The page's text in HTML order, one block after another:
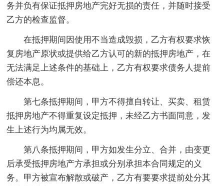
务并负有保证抵押房地产完好无损的责任，并随时接受
乙方的检查监督。
在抵押期间因使用不当造成毁损，乙方有权要求恢
复房地产原状或提供给乙方认可的新的抵押房地产，在
无法满足上述条件的基础上，乙方有权要求债务人提前
偿还本息。
第七条抵押期间，甲方不得擅自转让、买卖、租赁
抵押房地产不得重复设定抵押，未经乙方书面同意，发
生上述行为均属无效。
第八条抵押期间，甲方如发生分立、合并，由变更
后承受抵押房地产方承担或分别承担本合同规定的义
务。甲方被宣布解散或破产，乙方有要要求提前处分其